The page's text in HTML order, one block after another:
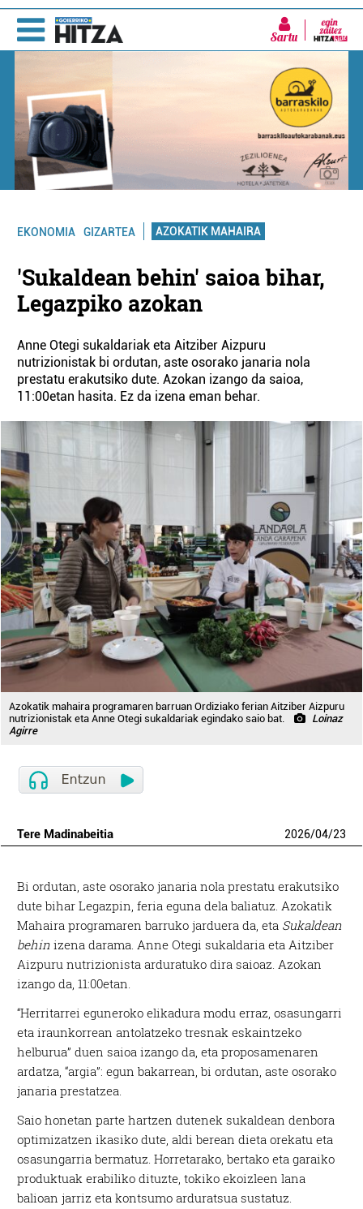
Sartu
EKONOMIA GIZARTEA AZOKATIK MAHAIRA
'Sukaldean behin' saioa bihar,
Legazpiko azokan
Anne Otegi sukaldariak eta Aitziber Aizpuru
nutrizionistak bi ordutan, aste osorako janaria nola
prestatu erakutsiko dute. Azokan izango da saioa,
11:00etan hasita. Ez da izena eman behar.
Azokatik mahaira programaren barruan Ordiziako ferian Aitziber Aizpuru
nutrizionistak eta Anne Otegi sukaldariak egindako saio bat.
Loinaz
Agirre
Tere Madinabeitia 2026/04/23
Bi ordutan, aste osorako janaria nola prestatu erakutsiko
dute bihar Legazpin, feria eguna dela baliatuz. Azokatik
Mahaira programaren barruko jarduera da, eta Sukaldean
behin izena darama. Anne Otegi sukaldaria eta Aitziber
Aizpuru nutrizionista arduratuko dira saioaz. Azokan
izango da, 11:00etan.
“Herritarrei eguneroko elikadura modu erraz, osasungarri
eta iraunkorrean antolatzeko tresnak eskaintzeko
helburua” duen saioa izango da, eta proposamenaren
ardatza, “argia”: egun bakarrean, bi ordutan, aste osorako
janaria prestatzea.
Saio honetan parte hartzen dutenek sukaldean denbora
optimizatzen ikasiko dute, aldi berean dieta orekatu eta
osasungarria bermatuz. Horretarako, bertako eta garaiko
produktuak erabiliko dituzte, tokiko ekoizleen lana
balioan jarriz eta kontsumo arduratsua sustatuz.